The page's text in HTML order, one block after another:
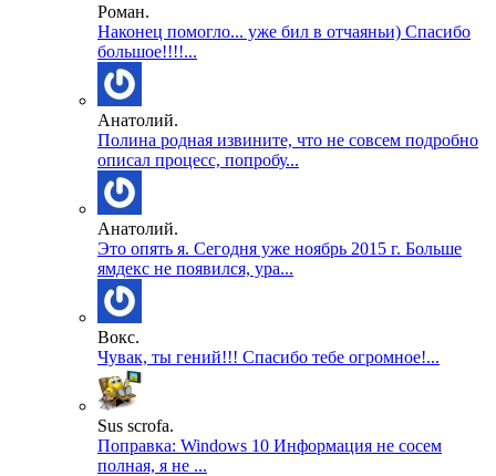
Роман.
Наконец помогло... уже бил в отчаяньи) Спасибо
большое!!!!...
Анатолий.
Полина родная извините, что не совсем подробно
описал процесс, попробу...
Анатолий.
Это опять я. Сегодня уже ноябрь 2015 г. Больше
ямдекс не появился, ура...
Вокс.
Чувак, ты гений!!! Спасибо тебе огромное!...
Sus scrofa.
Поправка: Windows 10 Информация не сосем
полная, я не ...